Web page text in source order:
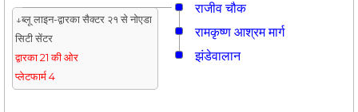
राजीव चौक
↓ब्लू लाइन-द्वारका सैक्टर २१ से नोएडा
सिटी सेंटर
द्वारका 21 की ओर
प्लेटफार्म 4
रामकृष्ण आश्रम मार्ग
झंडेवालान